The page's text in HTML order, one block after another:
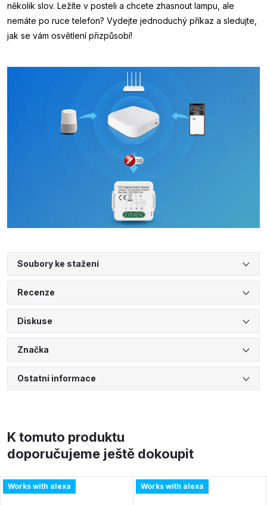
několik slov. Ležíte v posteli a chcete zhasnout lampu, ale
nemáte po ruce telefon? Vydejte jednoduchý příkaz a sledujte,
jak se vám osvětlení přizpůsobí!
Soubory ke stažení
Recenze
Diskuse
Značka
Ostatní informace
K tomuto produktu
doporučujeme ještě dokoupit
Works with alexa Works with alexa